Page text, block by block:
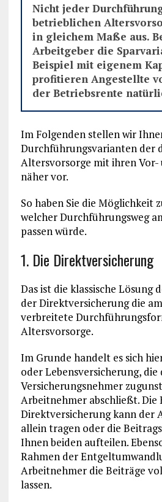
Nicht jeder
betrieblichen
in gleichem Maße aus.
Arbeitgeber die
Beispiel mit eigenem
profitieren Angestellte
der Betriebsrente
Im Folgenden stellen wir
Durchführungsvarianten der
Altersvorsorge mit ihren Vor-
näher vor.
So haben Sie die Möglichkeit
welcher Durchführungsweg
passen würde.
1. Die Direktversicherung
Das ist die klassische Lösung
der Direktversicherung die
verbreitete
Altersvorsorge.
Im Grunde handelt es sich
oder Lebensversicherung, die
Versicherungsnehmer
Arbeitnehmer abschließt. Die
Direktversicherung kann der
allein tragen oder die
Ihnen beiden aufteilen.
Rahmen der
Arbeitnehmer die Beiträge
lassen.